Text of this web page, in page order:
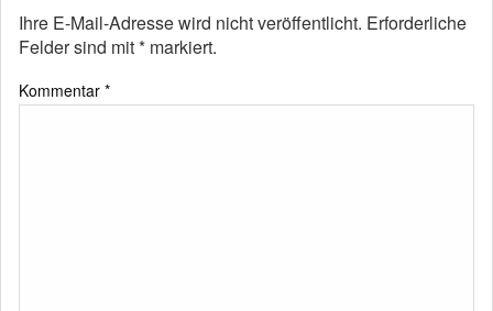
Ihre E-Mail-Adresse wird nicht veröffentlicht. Erforderliche
Felder sind mit* markiert.
Kommentar *